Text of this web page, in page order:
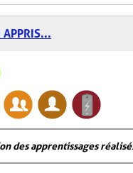
APPRIS...
des apprentissages